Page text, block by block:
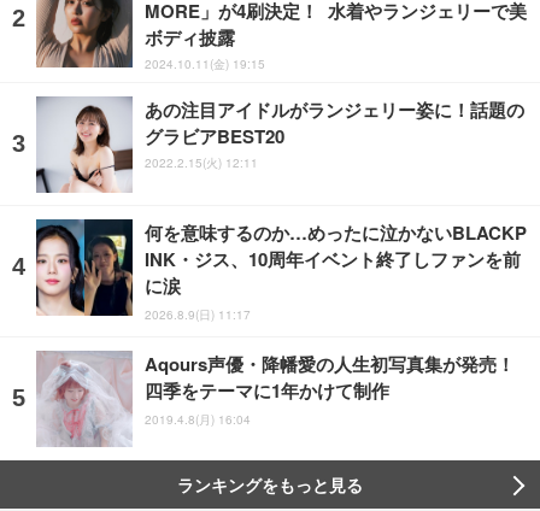
MORE」が4刷決定！ 水着やランジェリーで美
ボディ披露
2024.10.11(金) 19:15
あの注目アイドルがランジェリー姿に！話題の
グラビアBEST20
2022.2.15(火) 12:11
何を意味するのか…めったに泣かないBLACKP
INK・ジス、10周年イベント終了しファンを前
に涙
2026.8.9(日) 11:17
Aqours声優・降幡愛の人生初写真集が発売！
四季をテーマに1年かけて制作
2019.4.8(月) 16:04
ランキングをもっと見る